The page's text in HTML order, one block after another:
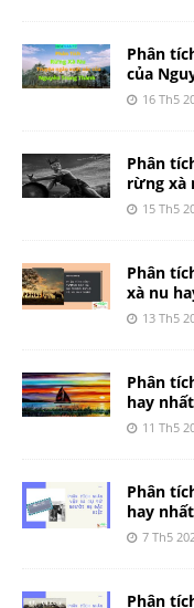
Phân
của
16 Th5
Phân
rừng xà
15 Th5
Phân
xà nu
13 Th5
Phân
hay nhất
11 Th5
Phân
hay nhất
7 Th5
Phân